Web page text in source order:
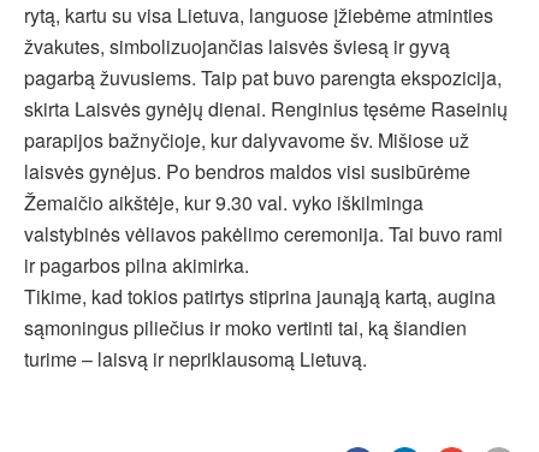
rytą, kartu su visa Lietuva, languose įžiebėme atminties
žvakutes, simbolizuojančias laisvės šviesą ir gyvą
pagarbą žuvusiems. Taip pat buvo parengta ekspozicija,
skirta Laisvės gynėjų dienai. Renginius tęsėme Raseinių
parapijos bažnyčioje, kur dalyvavome šv. Mišiose už
laisvės gynėjus. Po bendros maldos visi susibūrėme
Žemaičio aikštėje, kur 9.30 val. vyko iškilminga
valstybinės vėliavos pakėlimo ceremonija. Tai buvo rami
ir pagarbos pilna akimirka.
Tikime, kad tokios patirtys stiprina jaunąją kartą, augina
sąmoningus piliečius ir moko vertinti tai, ką šiandien
turime – laisvą ir nepriklausomą Lietuvą.